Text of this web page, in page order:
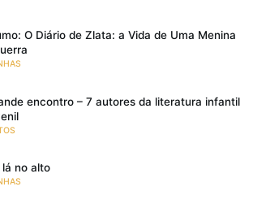
O Diário de Zlata: a Vida de Uma Menina
encontro – 7 autores da literatura infantil
lá no alto